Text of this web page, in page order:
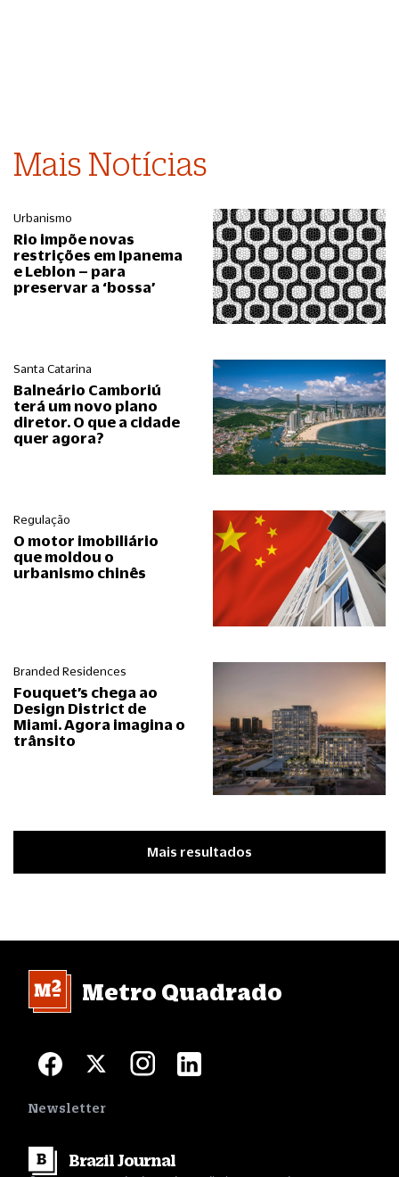
Mais Notícias
Urbanismo
Rio impõe novas
restrições em Ipanema
e Leblon – para
preservar a ‘bossa’
Santa Catarina
Balneário Camboriú
terá um novo plano
diretor. O que a cidade
quer agora?
Regulação
O motor imobiliário
que moldou o
urbanismo chinês
Branded Residences
Fouquet’s chega ao
Design District de
Miami. Agora imagina o
trânsito
Mais resultados
Metro Quadrado
Newsletter
BrazilJournal